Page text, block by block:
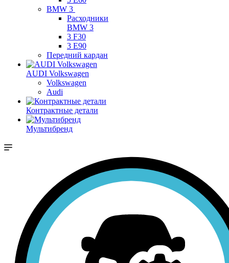
BMW 3
Расходники
BMW 3
3 F30
3 E90
Передний кардан
AUDI Volkswagen
Volkswagen
Audi
Контрактные детали
Мультибренд